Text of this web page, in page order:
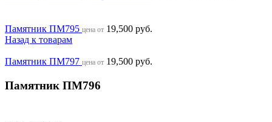
Памятник ПМ795 цена от 19,500 руб.
Назад к товарам
Памятник ПМ797 цена от 19,500 руб.
Памятник ПМ796